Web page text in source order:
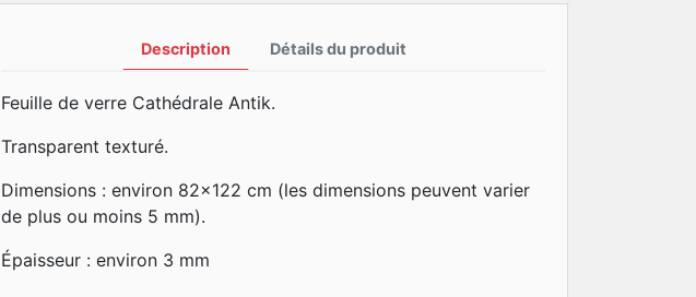
Description Détails du produit
Feuille de verre Cathédrale Antik.
Transparent texturé.
Dimensions : environ 82x122 cm (les dimensions peuvent varier
de plus ou moins 5 mm).
Épaisseur : environ 3 mm